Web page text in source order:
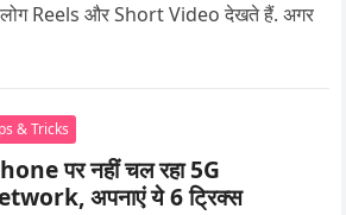
Reels और Short Video देखते हैं. अगर
& Tricks
पर नहीं चल रहा 5G
अपनाएं ये 6 ट्रिक्स